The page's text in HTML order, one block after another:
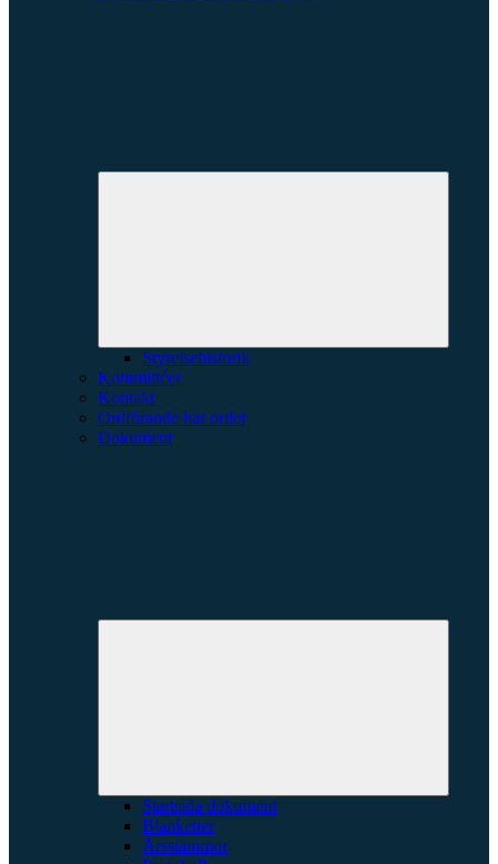
Styrelsehistorik
Kommittéer
Kontakt
Ordförande har ordet
Dokument
Startsida dokument
Blanketter
Årsstämmor